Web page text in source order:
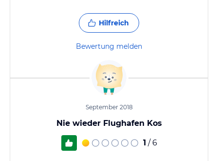
Hilfreich
Bewertung melden
September 2018
Nie wieder Flughafen Kos
1 / 6